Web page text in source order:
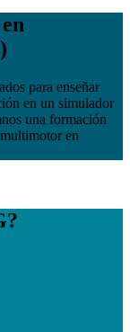
para enseñar
en un simulador
una formación
en